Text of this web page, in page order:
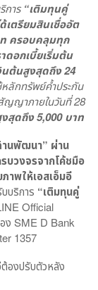
การ “เติมทุนคู่
เตรียมสินเชื่ออัต
ท ครอบคลุมทุก
ดอกเบี้ยเริ่มต้น
ต้นสูงสุดถึง 24
ลักทรัพย์ค้ำประกัน
ญญาภายในวันที่ 28
สุดถึง 5,000 บาท
านพัฒนา” ผ่าน
บวงจรจากโค้ชมือ
าพให้เอสเอ็มอี
บริการ “เติมทุนคู่
Official
ง SME D Bank
1357
ต้องปรับตัวหลัง